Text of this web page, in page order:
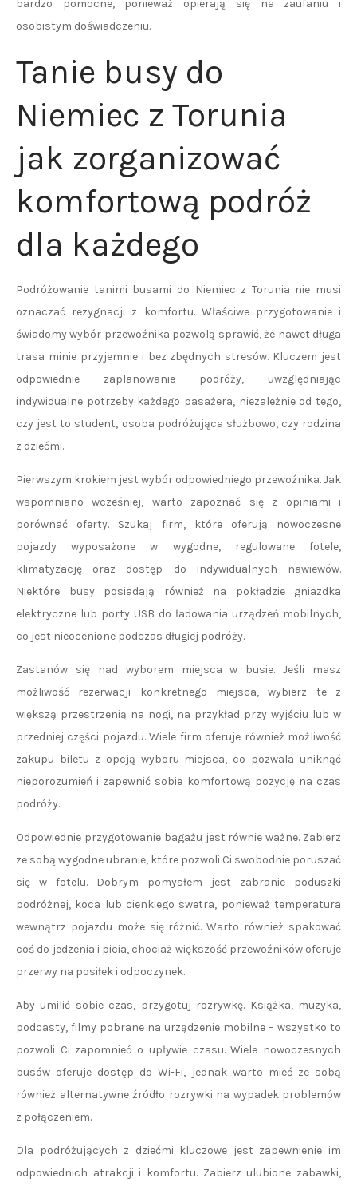
bardzo pomocne, ponieważ opierają się na zaufaniu i
osobistym doświadczeniu.
Tanie busy do
Niemiec z Torunia
jak zorganizować
komfortową podróż
dla każdego
Podróżowanie tanimi busami do Niemiec z Torunia nie musi
oznaczać rezygnacji z komfortu. Właściwe przygotowanie i
świadomy wybór przewoźnika pozwolą sprawić, że nawet długa
trasa minie przyjemnie i bez zbędnych stresów. Kluczem jest
odpowiednie zaplanowanie podróży, uwzględniając
indywidualne potrzeby każdego pasażera, niezależnie od tego,
czy jest to student, osoba podróżująca służbowo, czy rodzina
z dziećmi.
Pierwszym krokiem jest wybór odpowiedniego przewoźnika. Jak
wspomniano wcześniej, warto zapoznać się z opiniami i
porównać oferty. Szukaj firm, które oferują nowoczesne
pojazdy wyposażone w wygodne, regulowane fotele,
klimatyzację oraz dostęp do indywidualnych nawiewów.
Niektóre busy posiadają również na pokładzie gniazdka
elektryczne lub porty USB do ładowania urządzeń mobilnych,
co jest nieocenione podczas długiej podróży.
Zastanów się nad wyborem miejsca w busie. Jeśli masz
możliwość rezerwacji konkretnego miejsca, wybierz te z
większą przestrzenią na nogi, na przykład przy wyjściu lub w
przedniej części pojazdu. Wiele firm oferuje również możliwość
zakupu biletu z opcją wyboru miejsca, co pozwala uniknąć
nieporozumień i zapewnić sobie komfortową pozycję na czas
podróży.
Odpowiednie przygotowanie bagażu jest równie ważne. Zabierz
ze sobą wygodne ubranie, które pozwoli Ci swobodnie poruszać
się w fotelu. Dobrym pomysłem jest zabranie poduszki
podróżnej, koca lub cienkiego swetra, ponieważ temperatura
wewnątrz pojazdu może się różnić. Warto również spakować
coś do jedzenia i picia, chociaż większość przewoźników oferuje
przerwy na posiłek i odpoczynek.
Aby umilić sobie czas, przygotuj rozrywkę. Książka, muzyka,
podcasty, filmy pobrane na urządzenie mobilne – wszystko to
pozwoli Ci zapomnieć o upływie czasu. Wiele nowoczesnych
busów oferuje dostęp do Wi-Fi, jednak warto mieć ze sobą
również alternatywne źródło rozrywki na wypadek problemów
z połączeniem.
Dla podróżujących z dziećmi kluczowe jest zapewnienie im
odpowiednich atrakcji i komfortu. Zabierz ulubione zabawki,